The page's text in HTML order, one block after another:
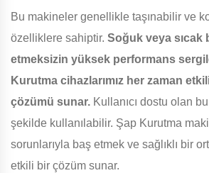
Bu makineler genellikle taşınabilir ve
özelliklere sahiptir. Soğuk veya sıcak
etmeksizin yüksek performans
Kurutma cihazlarımız her zaman
çözümü sunar. Kullanıcı dostu olan
şekilde kullanılabilir. Şap Kurutma
sorunlarıyla baş etmek ve sağlıklı bir
etkili bir çözüm sunar.